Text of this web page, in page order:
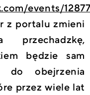
events/
z portalu zmieni
będzie sam
do obejrzenia
przez wiele lat